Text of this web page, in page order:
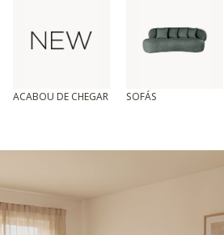
ACABOU DE CHEGAR SOFÁS